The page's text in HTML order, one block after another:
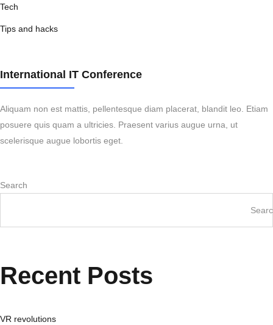
Tech
Tips and hacks
International IT Conference
Aliquam non est mattis, pellentesque diam placerat, blandit leo. Etiam
posuere quis quam a ultricies. Praesent varius augue urna, ut
scelerisque augue lobortis eget.
Search
Recent Posts
VR revolutions